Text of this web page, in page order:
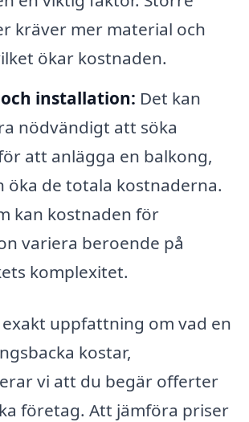
kräver mer material och
ökar kostnaden.
installation: Det kan
nödvändigt att söka
att anlägga en balkong,
öka de totala kostnaderna.
kan kostnaden för
variera beroende på
komplexitet.
uppfattning om vad en
kostar,
vi att du begär offerter
företag. Att jämföra priser